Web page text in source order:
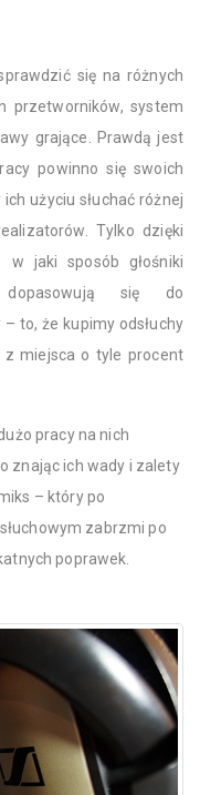
się na różnych
przetworników, system
grające. Prawdą jest
powinno się swoich
użyciu słuchać różnej
Tylko dzięki
jaki sposób głośniki
dopasowują się do
to, że kupimy odsłuchy
z miejsca o tyle procent
pracy na nich
znając ich wady i zalety
– który po
zabrzmi po
poprawek.